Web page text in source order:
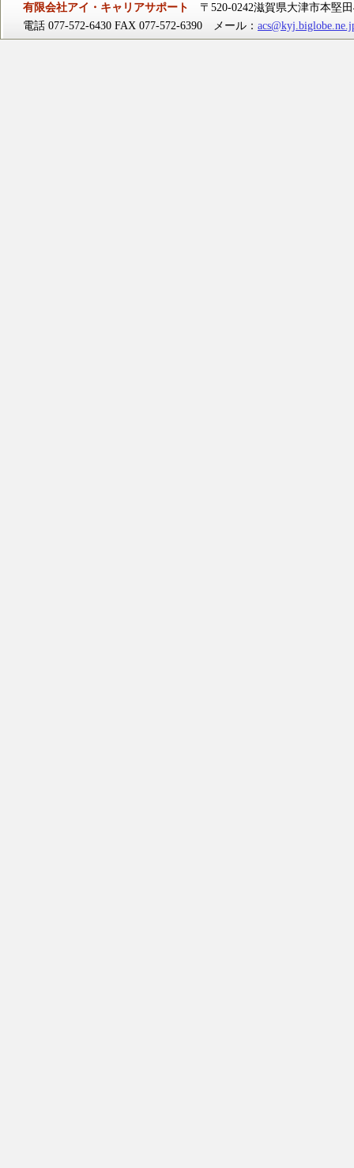
有限会社アイ・キャリアサポート
〒520-0242滋賀県大津市本堅
電話 077-572-6430 FAX 077-572-6390 メール：